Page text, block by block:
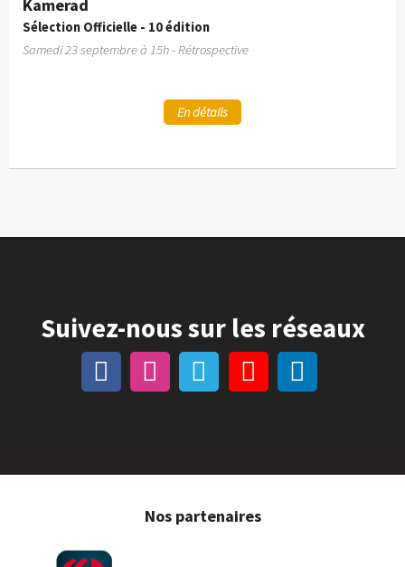
Kamerad
Sélection Officielle - 10 édition
Samedi 23 septembre à 15h - Rétrospective
En détails
Suivez-nous sur les réseaux
Nos partenaires